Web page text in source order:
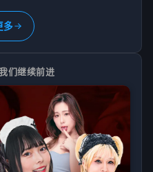
多
们继续前进